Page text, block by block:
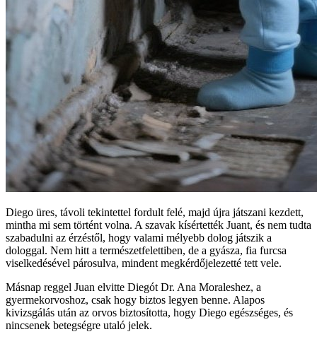
Diego üres, távoli tekintettel fordult felé, majd újra játszani kezdett,
mintha mi sem történt volna. A szavak kísértették Juant, és nem tudta
szabadulni az érzéstől, hogy valami mélyebb dolog játszik a
dologgal. Nem hitt a természetfelettiben, de a gyásza, fia furcsa
viselkedésével párosulva, mindent megkérdőjelezetté tett vele.
Másnap reggel Juan elvitte Diegót Dr. Ana Moraleshez, a
gyermekorvoshoz, csak hogy biztos legyen benne. Alapos
kivizsgálás után az orvos biztosította, hogy Diego egészséges, és
nincsenek betegségre utaló jelek.